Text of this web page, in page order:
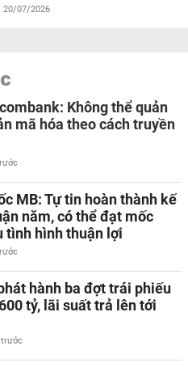
20/07/2026
Không thể quản
mã hóa theo cách truyền
MB: Tự tin hoàn thành kế
năm, có thể đạt mốc
tình hình thuận lợi
hành ba đợt trái phiếu
tỷ, lãi suất trả lên tới
trước